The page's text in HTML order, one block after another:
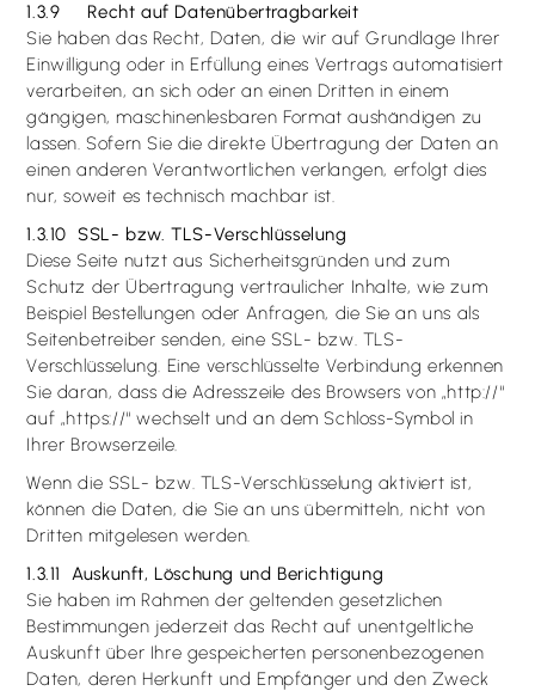
1.3.9 Recht auf Daten­übertrag­barkeit
Sie haben das Recht, Daten, die wir auf Grundlage Ihrer
Einwilligung oder in Erfüllung eines Vertrags automatisiert
verarbeiten, an sich oder an einen Dritten in einem
gängigen, maschinenlesbaren Format aushändigen zu
lassen. Sofern Sie die direkte Übertragung der Daten an
einen anderen Verantwortlichen verlangen, erfolgt dies
nur, soweit es technisch machbar ist.
1.3.10 SSL- bzw. TLS-Verschlüsselung
Diese Seite nutzt aus Sicherheitsgründen und zum
Schutz der Übertragung vertraulicher Inhalte, wie zum
Beispiel Bestellungen oder Anfragen, die Sie an uns als
Seitenbetreiber senden, eine SSL- bzw. TLS-
Verschlüsselung. Eine verschlüsselte Verbindung erkennen
Sie daran, dass die Adresszeile des Browsers von „http://“
auf „https://“ wechselt und an dem Schloss-Symbol in
Ihrer Browserzeile.
Wenn die SSL- bzw. TLS-Verschlüsselung aktiviert ist,
können die Daten, die Sie an uns übermitteln, nicht von
Dritten mitgelesen werden.
1.3.11 Auskunft, Löschung und Berichtigung
Sie haben im Rahmen der geltenden gesetzlichen
Bestimmungen jederzeit das Recht auf unentgeltliche
Auskunft über Ihre gespeicherten personenbezogenen
Daten, deren Herkunft und Empfänger und den Zweck